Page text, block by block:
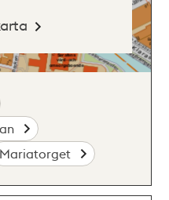
Mariatorget